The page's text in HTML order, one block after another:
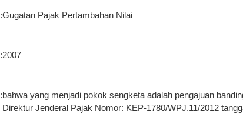
:Gugatan Pajak Pertambahan Nilai
:2007
:bahwa yang menjadi pokok sengketa adalah pengajuan
Direktur Jenderal Pajak Nomor: KEP-1780/WPJ.11/2012